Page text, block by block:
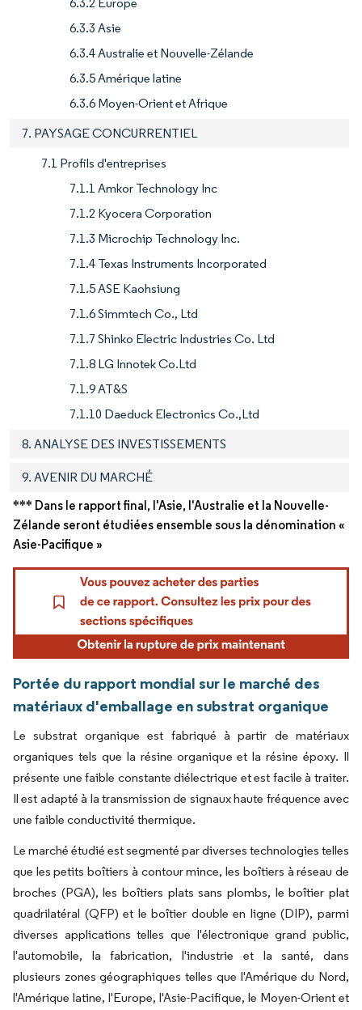
6.3.3 Asie
6.3.4 Australie et Nouvelle-Zélande
6.3.5 Amérique latine
6.3.6 Moyen-Orient et Afrique
7. PAYSAGE CONCURRENTIEL
7.1 Profils d'entreprises
7.1.1 Amkor Technology Inc
7.1.2 Kyocera Corporation
7.1.3 Microchip Technology Inc.
7.1.4 Texas Instruments Incorporated
7.1.5 ASE Kaohsiung
7.1.6 Simmtech Co., Ltd
7.1.7 Shinko Electric Industries Co. Ltd
7.1.8 LG Innotek Co.Ltd
7.1.9 AT&S
7.1.10 Daeduck Electronics Co.,Ltd
8. ANALYSE DES INVESTISSEMENTS
9. AVENIR DU MARCHÉ
*** Dans le rapport final, l'Asie, l'Australie et la Nouvelle-
Zélande seront étudiées ensemble sous la dénomination «
Asie-Pacifique »
Portée du rapport mondial sur le marché des
matériaux d'emballage en substrat organique
Le substrat organique est fabriqué à partir de matériaux
organiques tels que la résine organique et la résine époxy. Il
présente une faible constante diélectrique et est facile à traiter.
Il est adapté à la transmission de signaux haute fréquence avec
une faible conductivité thermique.
Le marché étudié est segmenté par diverses technologies telles
que les petits boîtiers à contour mince, les boîtiers à réseau de
broches (PGA), les boîtiers plats sans plombs, le boîtier plat
quadrilatéral (QFP) et le boîtier double en ligne (DIP), parmi
diverses applications telles que l'électronique grand public,
l'automobile, la fabrication, l'industrie et la santé, dans
plusieurs zones géographiques telles que l'Amérique du Nord,
l'Amérique latine, l'Europe, l'Asie-Pacifique, le Moyen-Orient et